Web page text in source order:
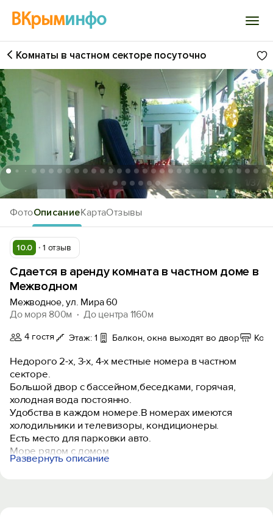
ВКрыминфо
Войти
Избранное
История просмотра
Добавить свой объект
ФотоОписаниеКартаОтзывы
Комнаты в частном секторе посуточно
1/37
10.0 1 отзыв
Сдается в аренду комната в частном доме в
Межводном
Межводное, ул. Мира 60
До моря 800м
До центра 1160м
4 гостя Этаж: 1 Балкон, окна выходят во двор
Недорого 2-х, 3-х, 4-х местные номера в частном
секторе.
Большой двор с бассейном,беседками, горячая,
холодная вода постоянно.
Удобства в каждом номере.В номерах имеются
холодильники и телевизоры, кондиционеры.
Есть место для парковки авто.
Море рядом с домом
Дом расположен в тихом месте, где Вас не будут
Развернуть описание